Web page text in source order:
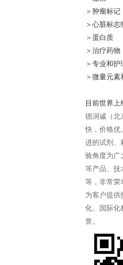
＞肿瘤标记
＞心脏标志
＞蛋白质
＞治疗药物
＞专业和
＞微量元素
目前世界上
德润诚（
快，价格优
进的试剂、
验角度为广
等产品、技
等，非常荣
为客户提供
化、国际化
誉。